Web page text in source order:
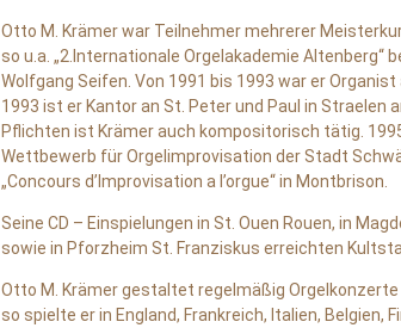
Otto M. Krämer war Teilnehmer mehrerer
so u.a. „2.Internationale Orgelakademie Altenberg“
Wolfgang Seifen. Von 1991 bis 1993 war er
1993 ist er Kantor an St. Peter und Paul in Straelen
Pflichten ist Krämer auch kompositorisch tätig.
Wettbewerb für Orgelimprovisation der Stadt
„Concours d’Improvisation a l’orgue“ in Montbrison.
Seine CD – Einspielungen in St. Ouen Rouen, in
sowie in Pforzheim St. Franziskus erreichten
Otto M. Krämer gestaltet regelmäßig Orgelkonzerte
so spielte er in England, Frankreich, Italien, Belgien,